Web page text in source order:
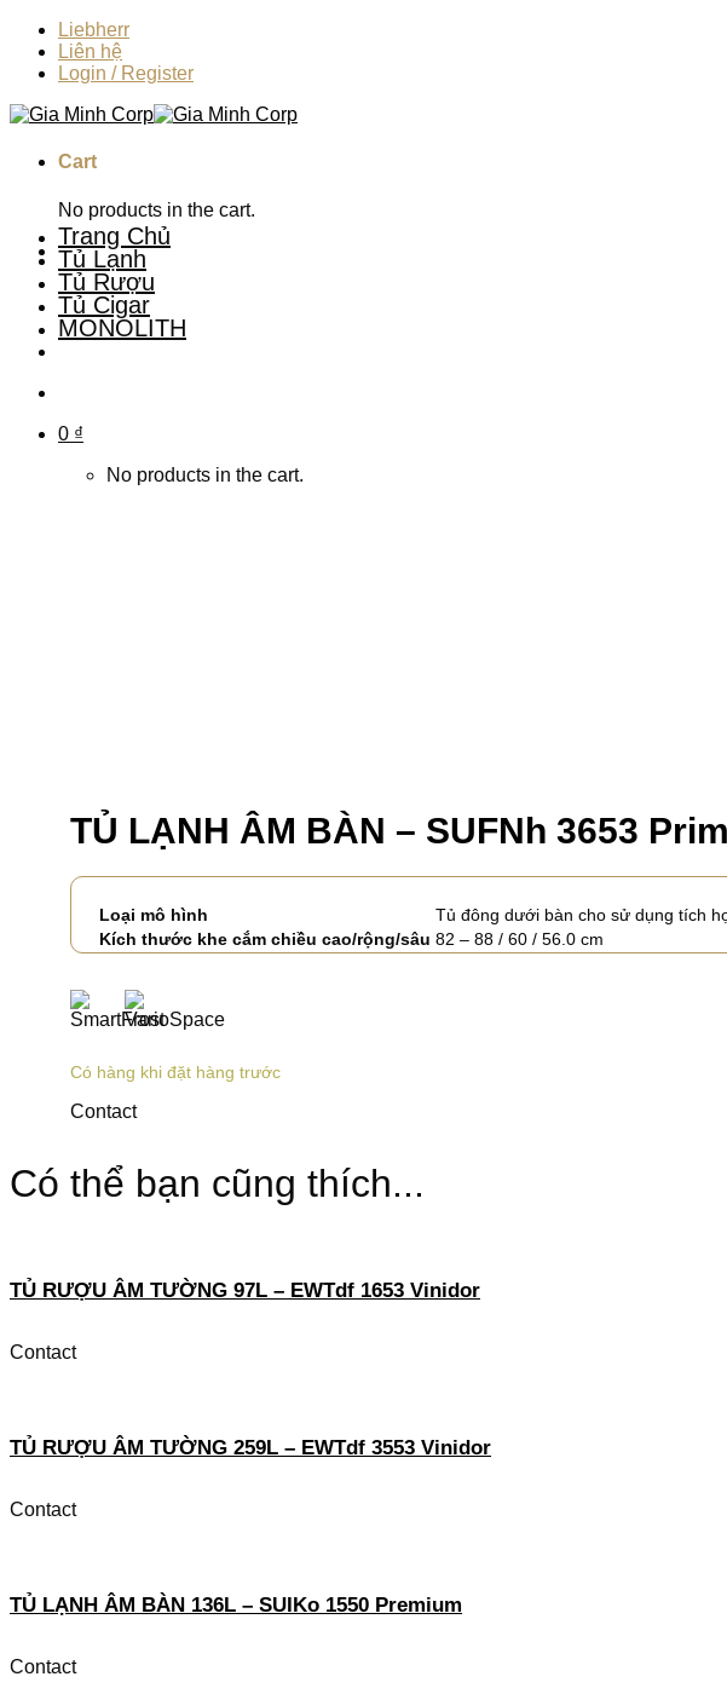
Skip
content
Liebherr
Liên hệ
Login / Register
Cart
No products in the cart.
Trang Chủ
Tủ Lạnh
Tủ Rượu
Tủ Cigar
MONOLITH
0 ₫
No products in the cart.
TỦ LẠNH ÂM BÀN – SUFNh 3653
Loại mô hình
Tủ đông dưới bàn cho sử dụng tích
Kích thước khe cắm chiều cao/rộng/sâu 82 – 88 / 60 / 56.0 cm
Có hàng khi đặt hàng trước
Contact
Có thể bạn cũng thích...
TỦ RƯỢU ÂM TƯỜNG 97L – EWTdf 1653 Vinidor
Contact
TỦ RƯỢU ÂM TƯỜNG 259L – EWTdf 3553 Vinidor
Contact
TỦ LẠNH ÂM BÀN 136L – SUIKo 1550 Premium
Contact